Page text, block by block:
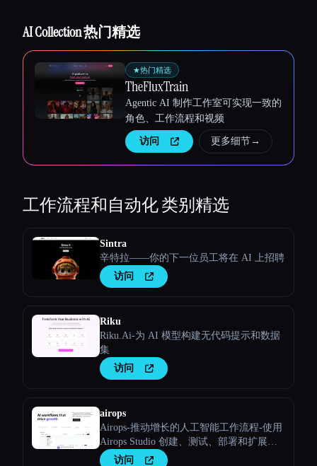
AI Collection 热门精选
★热门精选
TheFluxTrain
Agentic AI 制作工作室可实现一致的
角色、工作流程和视频
访问 更多细节→
工作流程和自动化类别精选
Sintra
辛特拉——你的下一位员工将在 AI 上招聘
访问
Riku
Riku.Ai-为 AI 模型构建无代码提示和数据
集
访问
airops
Airops-推动增长的人工智能工作流程-使用
Airops Studio 创建、测试、部署和扩展人
工智能应用程序。
访问